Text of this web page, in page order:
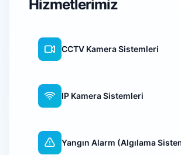
Hizmetlerimiz
CCTV Kamera Sistemleri
IP Kamera Sistemleri
Yangın Alarm (Algılama